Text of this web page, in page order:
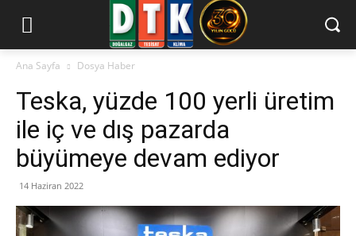
Ana Sayfa Dosya Haber
Teska, yüzde 100 yerli üretim
ile iç ve dış pazarda
büyümeye devam ediyor
14 Haziran 2022